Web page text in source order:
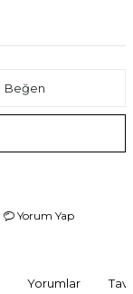
Beğen
Yorum Yap
Yorumlar